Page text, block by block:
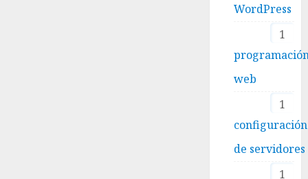
WordPress
1
web
1
configuración
de servidores
1